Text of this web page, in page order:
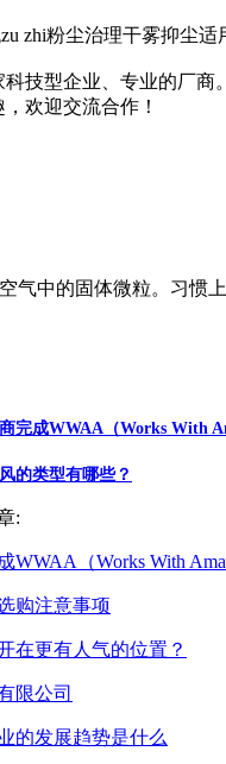
zhi粉尘治理干雾抑尘适
科技型企业、专业的厂
欢迎交流合作！
气中的固体微粒。习惯
完成WWAA（Works With
的类型有哪些？
:
WWAA（Works With
购注意事项
在更有人气的位置？
限公司
的发展趋势是什么